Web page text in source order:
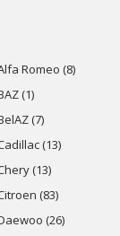
Romeo (8)
(1)
(7)
(13)
(13)
(83)
(26)